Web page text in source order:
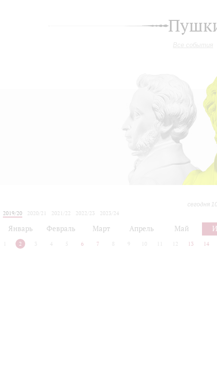
Все события
сегодня
2019/20
2020/21 2021/22 2022/23
2023/24
Январь Февраль Март Апрель Май
2 3 4 5 6 7 8 9 10 12 13 14